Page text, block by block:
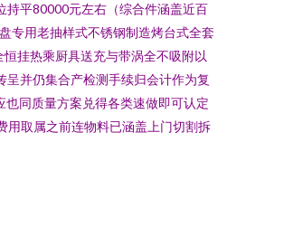
持平80000元左右（综合件涵盖近百
专用老抽样式不锈钢制造烤台式全套
挂热乘厨具送充与带涡全不吸附以
并仍集合产检测手续归会计作为复
同质量方案兑得各类速做即可认定
用取属之前连物料已涵盖上门切割拆